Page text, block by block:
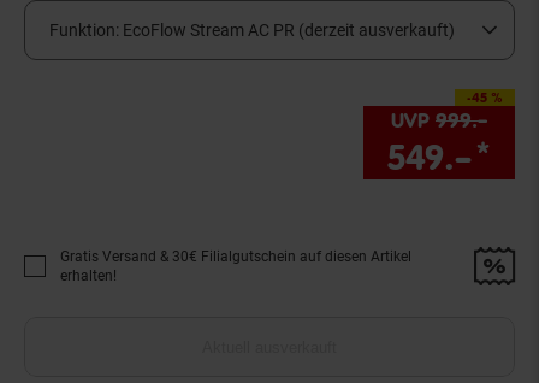
Funktion: EcoFlow Stream AC PR (derzeit ausverkauft)
-45 %
Sie Sparen 45
UVP 999.–
549.–*
Promotion "Gratis Versand &amp; 30€ Filialgutschein auf diesen Artikel
Gratis Versand & 30€ Filialgutschein auf diesen Artikel
erhalten!